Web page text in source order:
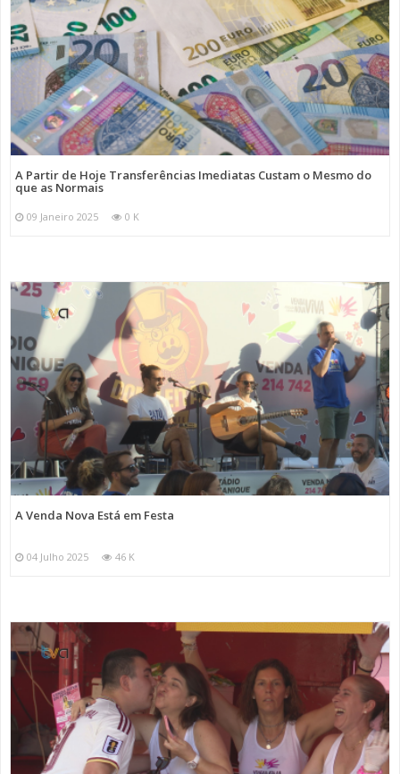
A Partir de Hoje Transferências Imediatas Custam o Mesmo do
que as Normais
09 Janeiro 2025 0 K
A Venda Nova Está em Festa
04 Julho 2025 46 K